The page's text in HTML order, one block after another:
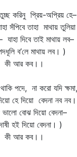
প্রিয়-অপ্রিয় হে–
তাহা মাথায় তুলিয়া
দিবে তাই মাথায় লব–
মাথায় লব। )
কব।।
পদে, না করো যদি ক্ষমা,
দিয়ো বেদনা নব নব।
বোঝ দিয়ো বেদনা–
দিয়ো বেদনা। )
কব।।